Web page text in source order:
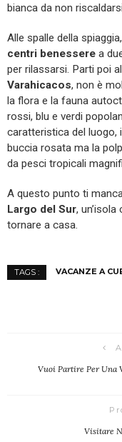
bianca da non
Alle spalle della
centri benessere a
per rilassarsi. Parti poi
Varahicacos, non è
la flora e la fauna
rossi, blu e verdi
caratteristica del luogo, il
buccia rosata ma la
da pesci tropicali
A questo punto ti
Largo del Sur, un’isola
tornare a casa.
TAGS : VACANZE A
Vuoi Partire Per Una
Visitare